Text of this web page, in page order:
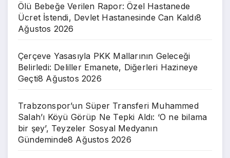
Ölü Bebeğe Verilen Rapor: Özel Hastanede
Ücret İstendi, Devlet Hastanesinde Can Kaldı8
Ağustos 2026
Çerçeve Yasasıyla PKK Mallarının Geleceği
Belirledi: Deliller Emanete, Diğerleri Hazineye
Geçti8 Ağustos 2026
Trabzonspor’un Süper Transferi Muhammed
Salah’ı Köyü Görüp Ne Tepki Aldı: ‘O ne bilama
bir şey’, Teyzeler Sosyal Medyanın
Gündeminde8 Ağustos 2026